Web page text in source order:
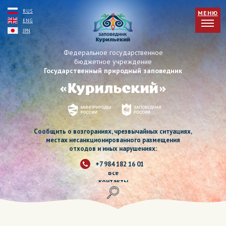
Федеральное государственное
RUS
ENG
JPN
Все
контакты
Сообщить о возгораниях, чрезвычайных ситуациях,
местах несанкционированного размещения
отходов и иных нарушениях:
+7 984 182 16 01
бюджетное учреждение
Государственный природный заповедник
МЕНЮ